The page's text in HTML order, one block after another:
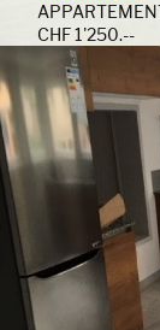
CHF 1'250.--